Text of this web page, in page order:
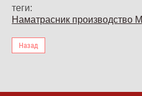
теги:
Наматрасник производство
Назад